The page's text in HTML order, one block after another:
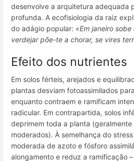
desenvolve a arquitetura adequada
profunda. A ecofisiologia da raiz
do adágio popular: «Em janeiro
verdejar põe-te a chorar, se vires
Efeito dos nutrientes
Em solos férteis, arejados e
plantas desviam fotoassimilados
enquanto contraem e ramificam
radicular. Em contrapartida, solos
deprimem toda a planta (geralmente
moderados). À semelhança do
moderada de azoto e fósforo
alongamento e reduz a ramificação